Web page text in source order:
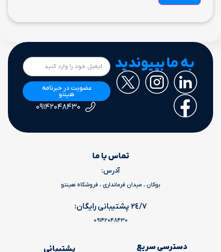
به ما بپیوندید
عضویت در خبرنامه
هینتو
۰۹۱۴۲۰۴۸۴۳۰
تماس با ما
آدرس:
بوکان ، میدان فرمانداری ، فروشگاه هینتو
٢٤/٧ پشتیبانی رایگان:
09142048430
دسترسی سریع پشتیبانی